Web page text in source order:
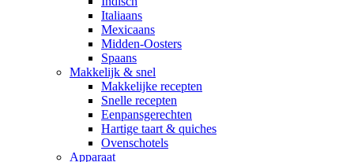
Italiaans
Mexicaans
Midden-Oosters
Spaans
Makkelijk & snel
Makkelijke recepten
Snelle recepten
Eenpansgerechten
Hartige taart & quiches
Ovenschotels
Apparaat